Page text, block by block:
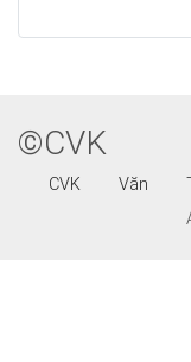
©CVK
CVK Văn